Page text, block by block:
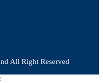
All Right Reserved